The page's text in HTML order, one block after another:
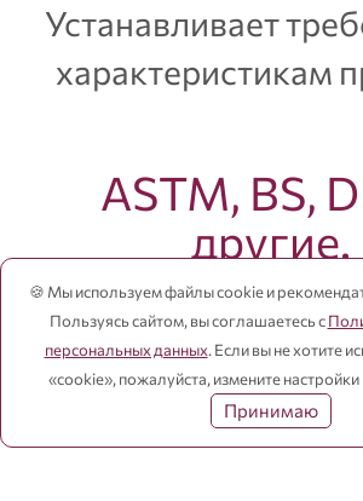
Устанавливает
характеристикам
ASTM, BS,
другие.
Является
продукт
стандартам
🍪 Мы используем файлы cookie и
Пользуясь сайтом, вы соглашаетесь с
персональных данных. Если вы не хотите
«cookie», пожалуйста, измените
Принимаю